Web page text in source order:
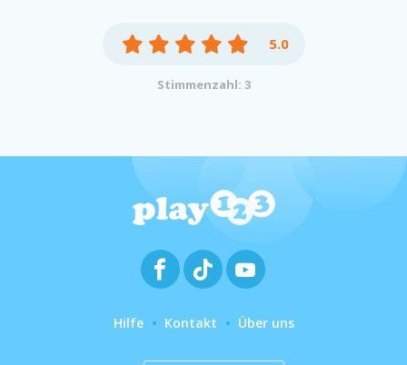
5.0
Stimmenzahl: 3
Hilfe Kontakt Über uns